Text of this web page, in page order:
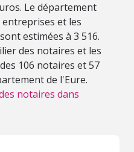
Le département
entreprises et les
estimées à 3 516.
des notaires et les
106 notaires et 57
de l'Eure.
notaires dans